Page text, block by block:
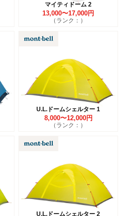
マイティドーム 2
13,000〜17,000円
（ランク：）
U.L.ドームシェルター 1
8,000〜12,000円
（ランク：）
U.L.ドームシェルター 2